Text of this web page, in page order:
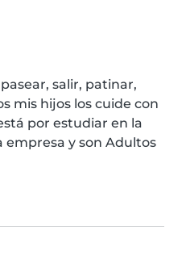
salir, patinar,
mis hijos los cuide con
por estudiar en la
y son Adultos